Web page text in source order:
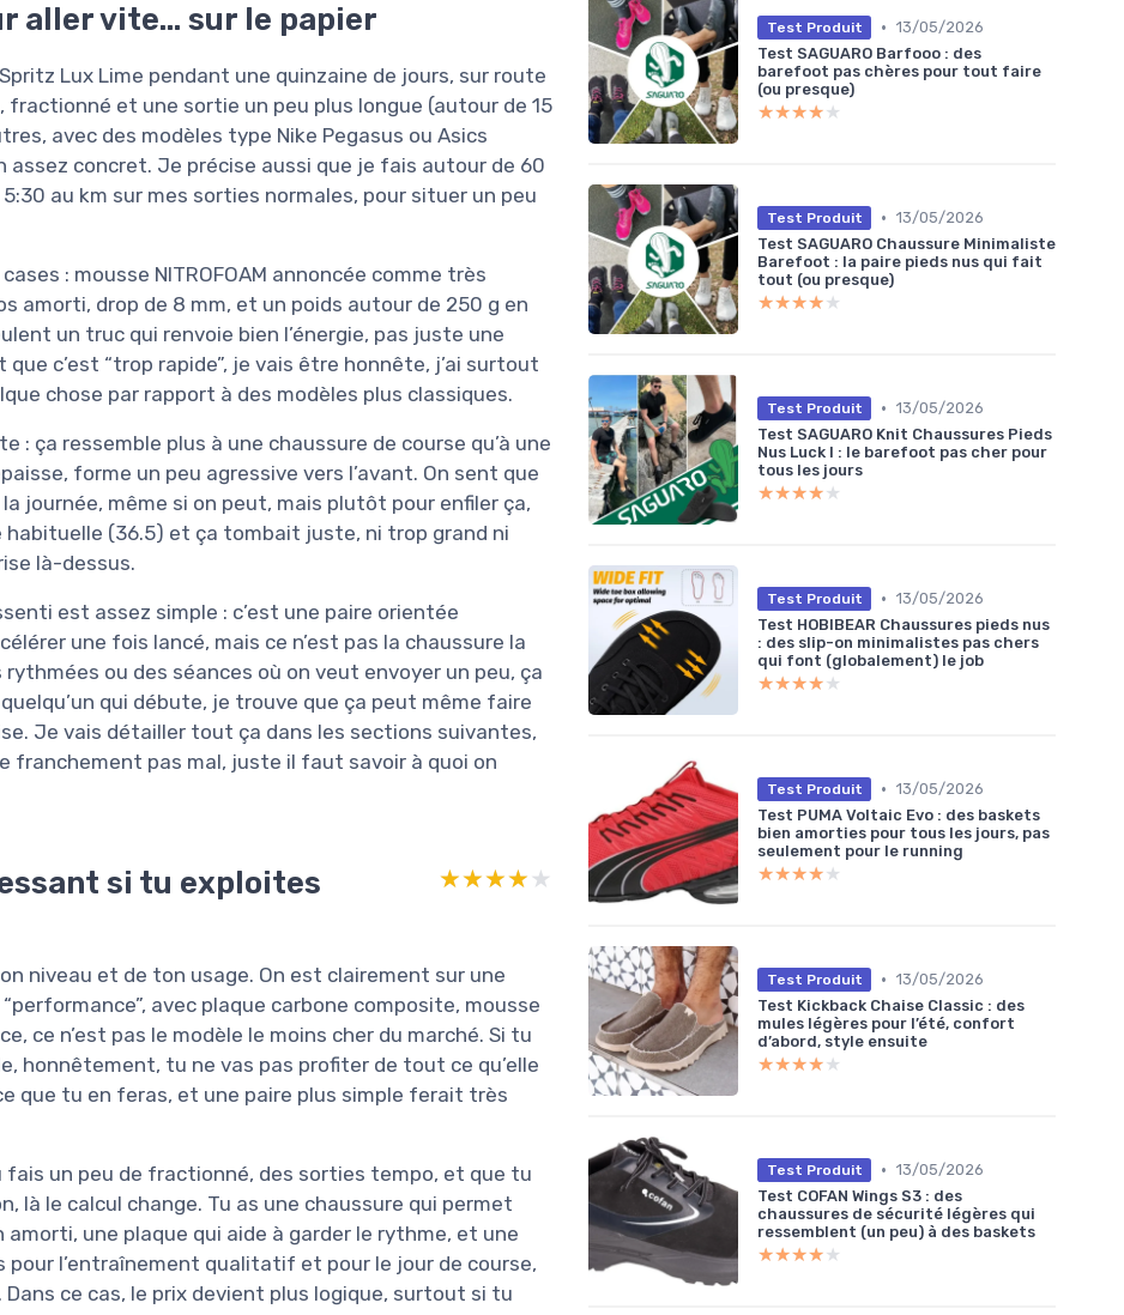
aller vite… sur le papier
Lux Lime pendant une quinzaine de jours, sur route
et une sortie un peu plus longue (autour de 15
avec des modèles type Nike Pegasus ou Asics
assez concret. Je précise aussi que je fais autour de 60
au km sur mes sorties normales, pour situer un peu
: mousse NITROFOAM annoncée comme très
amorti, drop de 8 mm, et un poids autour de 250 g en
un truc qui renvoie bien l’énergie, pas juste une
c’est “trop rapide”, je vais être honnête, j’ai surtout
chose par rapport à des modèles plus classiques.
: ça ressemble plus à une chaussure de course qu’à une
forme un peu agressive vers l’avant. On sent que
journée, même si on peut, mais plutôt pour enfiler ça,
habituelle (36.5) et ça tombait juste, ni trop grand ni
là-dessus.
est assez simple : c’est une paire orientée
une fois lancé, mais ce n’est pas la chaussure la
ou des séances où on veut envoyer un peu, ça
qui débute, je trouve que ça peut même faire
Je vais détailler tout ça dans les sections suivantes,
franchement pas mal, juste il faut savoir à quoi on
si tu exploites
★★★★★
★★★★★
niveau et de ton usage. On est clairement sur une
avec plaque carbone composite, mousse
ce n’est pas le modèle le moins cher du marché. Si tu
honnêtement, tu ne vas pas profiter de tout ce qu’elle
que tu en feras, et une paire plus simple ferait très
un peu de fractionné, des sorties tempo, et que tu
là le calcul change. Tu as une chaussure qui permet
amorti, une plaque qui aide à garder le rythme, et une
l’entraînement qualitatif et pour le jour de course,
ce cas, le prix devient plus logique, surtout si tu
Test Produit • 13/05/2026
Test SAGUARO Barfooo : des
barefoot pas chères pour tout faire
(ou presque)
★★★★★
★★★★★
Test Produit • 13/05/2026
Test SAGUARO Chaussure Minimaliste
Barefoot : la paire pieds nus qui fait
tout (ou presque)
★★★★★
★★★★★
Test Produit • 13/05/2026
Test SAGUARO Knit Chaussures Pieds
Nus Luck I : le barefoot pas cher pour
tous les jours
★★★★★
★★★★★
Test Produit • 13/05/2026
Test HOBIBEAR Chaussures pieds nus
: des slip-on minimalistes pas chers
qui font (globalement) le job
★★★★★
★★★★★
Test Produit • 13/05/2026
Test PUMA Voltaic Evo : des baskets
bien amorties pour tous les jours, pas
seulement pour le running
★★★★★
★★★★★
Test Produit • 13/05/2026
Test Kickback Chaise Classic : des
mules légères pour l’été, confort
d’abord, style ensuite
★★★★★
★★★★★
Test Produit • 13/05/2026
Test COFAN Wings S3 : des
chaussures de sécurité légères qui
ressemblent (un peu) à des baskets
★★★★★
★★★★★